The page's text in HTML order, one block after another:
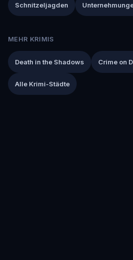
Schnitzeljagden
MEHR KRIMIS
Death in the Shadows Crime on
Alle Krimi-Städte